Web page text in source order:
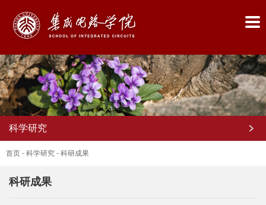
科学研究
首页 - 科学研究 - 科研成果
科研成果